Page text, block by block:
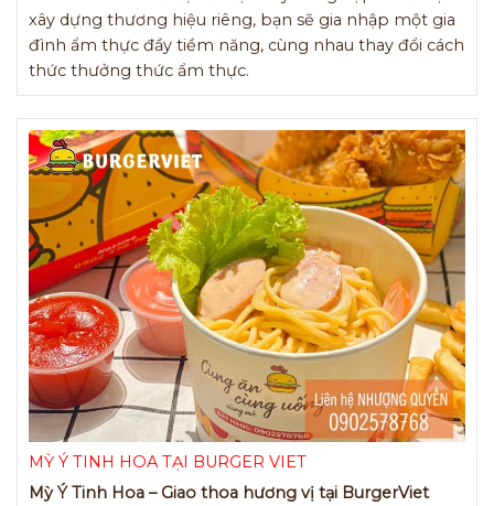
xây dựng thương hiệu riêng, bạn sẽ gia nhập một gia
đình ẩm thực đầy tiềm năng, cùng nhau thay đổi cách
thức thưởng thức ẩm thực.
MỲ Ý TINH HOA TẠI BURGER VIET
Mỳ Ý Tinh Hoa – Giao thoa hương vị tại BurgerViet